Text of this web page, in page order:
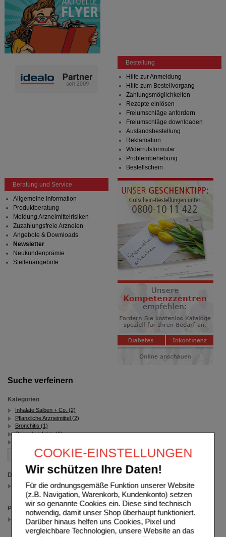
COOKIE-EINSTELLUNGEN
Wir schützen Ihre Daten!
Für die ordnungsgemäße Funktion unserer Website
(z.B. Navigation, Warenkorb, Kundenkonto) setzen
wir so genannte Cookies ein. Diese sind technisch
notwendig, damit unser Shop überhaupt funktioniert.
Darüber hinaus helfen uns Cookies, Pixel und
vergleichbare Technologien, unsere Website an das
Suche verfeinern
Kategorien
Inhalate Salben + Co. (2)
Pflanzliche Arzneimittel (2)
Bronchitis (1)
Grippale Infekte (1)
Darreichungsform
Inhalat
(auswahl entfernen)
Packungsgröße
10 ml
(auswahl entfernen)
Bestellung
Hilfe zur Anmeldung
Hilfe zum Bestellvorgang
Zahlungsmöglichkeiten
Rezepte einlösen
Freiumschläge anfordern
Freiumschläge downloaden
Auslandsbestellung
Reklamation
Widerrufsformular
Problembehebung
Bestellschein
Beratung und Service
Allgemeine Information
Produktberatung
Meldung Arzneimittelrisiken
Zuzahlungsfreie Arzneien
Angebote & Downloads
Newsletter
Neukundenprämie
Stellenangebote